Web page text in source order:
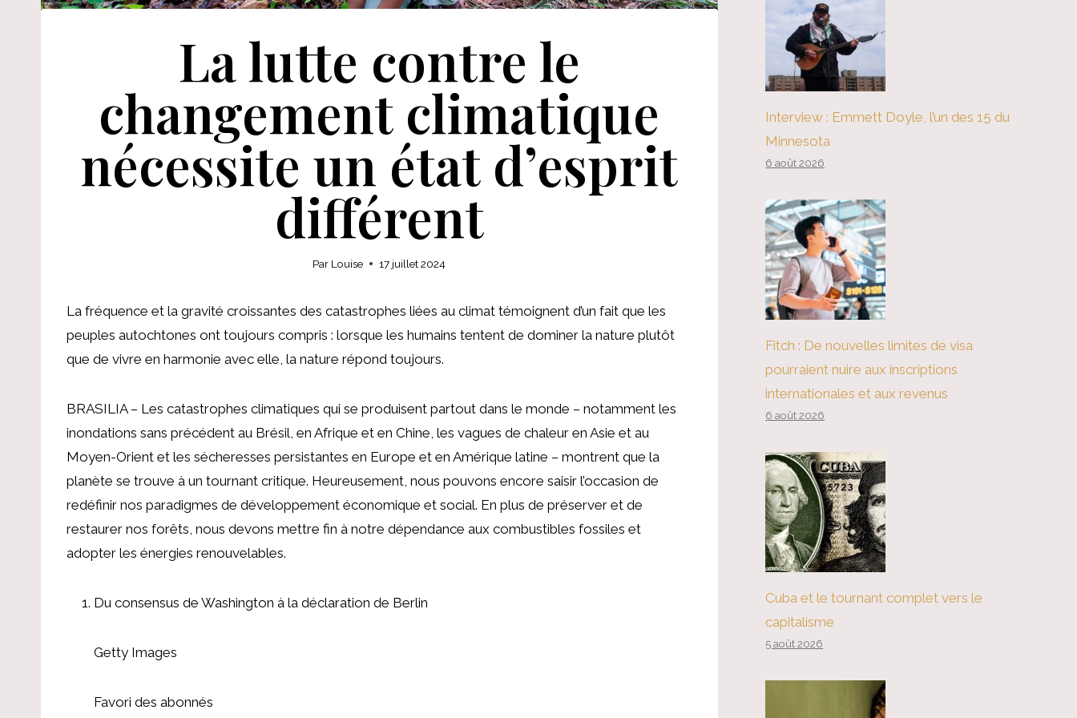
La lutte contre le
changement climatique
nécessite un état d’esprit
différent
Par Louise 17 juillet 2024
La fréquence et la gravité croissantes des catastrophes liées au climat témoignent d’un fait que les
peuples autochtones ont toujours compris : lorsque les humains tentent de dominer la nature plutôt
que de vivre en harmonie avec elle, la nature répond toujours.
BRASILIA – Les catastrophes climatiques qui se produisent partout dans le monde – notamment les
inondations sans précédent au Brésil, en Afrique et en Chine, les vagues de chaleur en Asie et au
Moyen-Orient et les sécheresses persistantes en Europe et en Amérique latine – montrent que la
planète se trouve à un tournant critique. Heureusement, nous pouvons encore saisir l’occasion de
redéfinir nos paradigmes de développement économique et social. En plus de préserver et de
restaurer nos forêts, nous devons mettre fin à notre dépendance aux combustibles fossiles et
adopter les énergies renouvelables.
Du consensus de Washington à la déclaration de Berlin
Getty Images
Favori des abonnés
Interview : Emmett Doyle, l’un des 15 du
Minnesota
6 août 2026
Fitch : De nouvelles limites de visa
pourraient nuire aux inscriptions
internationales et aux revenus
6 août 2026
Cuba et le tournant complet vers le
capitalisme
5 août 2026